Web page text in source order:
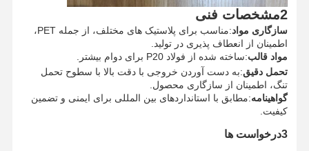
حالا حرف بزن
قالب تزریق پلاستیک
قالب لوازم خانگی
قالب تزریق پزشکی
قالب تزریق خانگی
2مشخصات فنی
سازگاری مواد:
مناسب برای پلاستیک های مختلف، از جمله PET،
اطمینان از انعطاف پذیری در تولید.
مواد قالب:ساخته شده از فولاد P20 برای دوام بیشتر.
تحمل دقیق:به دست آوردن خروجی با دقت بالا با سطوح تحمل
تنگ، اطمینان از سازگاری محصول.
گواهینامه:مطابق با استانداردهای بین المللی برای ایمنی و تضمین
کیفیت.
3درخواست ها